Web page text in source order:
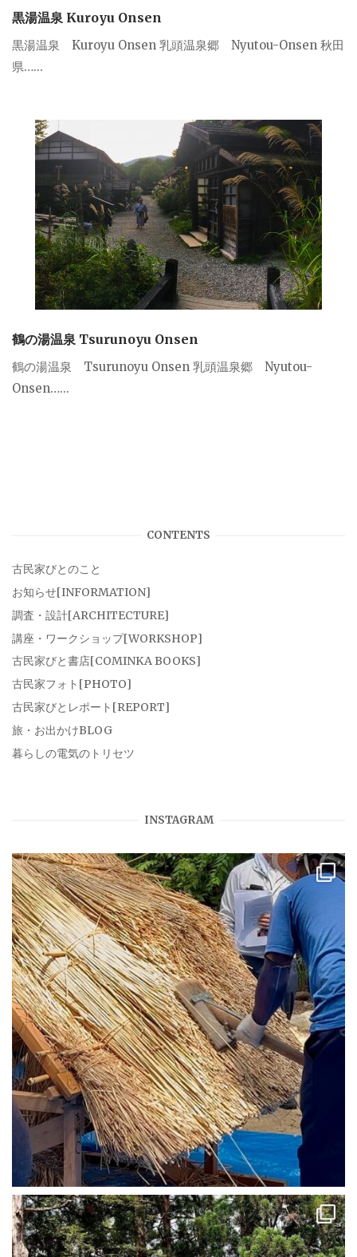
黒湯温泉 Kuroyu Onsen
黒湯温泉 Kuroyu Onsen 乳頭温泉郷 Nyutou-Onsen 秋田
県…...
鶴の湯温泉 Tsurunoyu Onsen
鶴の湯温泉 Tsurunoyu Onsen 乳頭温泉郷 Nyutou-
Onsen…...
CONTENTS
古民家びとのこと
お知らせ[INFORMATION]
調査・設計[ARCHITECTURE]
講座・ワークショップ[WORKSHOP]
古民家びと書店[COMINKA BOOKS]
古民家フォト[PHOTO]
古民家びとレポート[REPORT]
旅・お出かけBLOG
暮らしの電気のトリセツ
INSTAGRAM